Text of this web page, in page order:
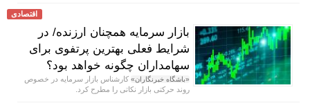
اقتصادی
بازار سرمایه همچنان ارزنده/ در
شرایط فعلی بهترین پرتفوی برای
سهامداران چگونه خواهد بود؟
«باشگاه خبرنگاران» کارشناس بازار سرمایه در خصوص
روند حرکتی بازار نکاتی را مطرح کرد.